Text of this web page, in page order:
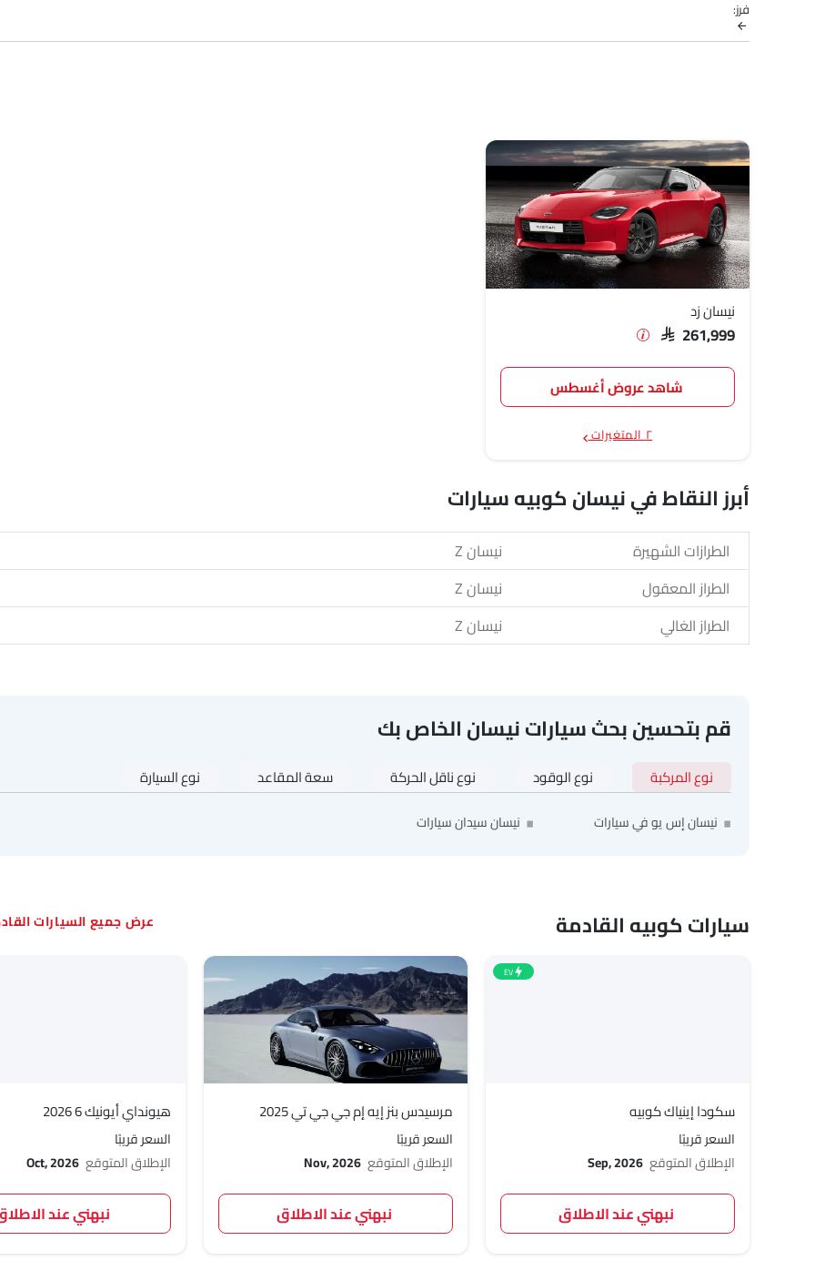
نماذج نيسان قائمة الأسعار
فرز:
نيسان زد
SAR 261,999
شاهد عروض أغسطس
٢ المتغيرات
أبرز النقاط في نيسان كوبيه سيارات
الطرازات الشهيرة
نيسان Z
الطراز المعقول
نيسان Z
الطراز الغالي
نيسان Z
قم بتحسين بحث سيارات نيسان الخاص بك
نوع المركبة نوع الوقود نوع ناقل الحركة سعة المقاعد نوع السيارة
نيسان إس يو في سيارات نيسان سيدان سيارات
سيارات كوبيه القادمة
EV
سكودا إينياك كوبيه
السعر قريبًا
الإطلاق المتوقع Sep, 2026
نبهني عند الاطلاق
مرسيدس بنز إيه إم جي جي تي 2025
السعر قريبًا
الإطلاق المتوقع Nov, 2026
نبهني عند الاطلاق
هيونداي أيونيك 6 2026
السعر قريبًا
الإطلاق المتوقع Oct, 2026
نبهني عند
السيارات